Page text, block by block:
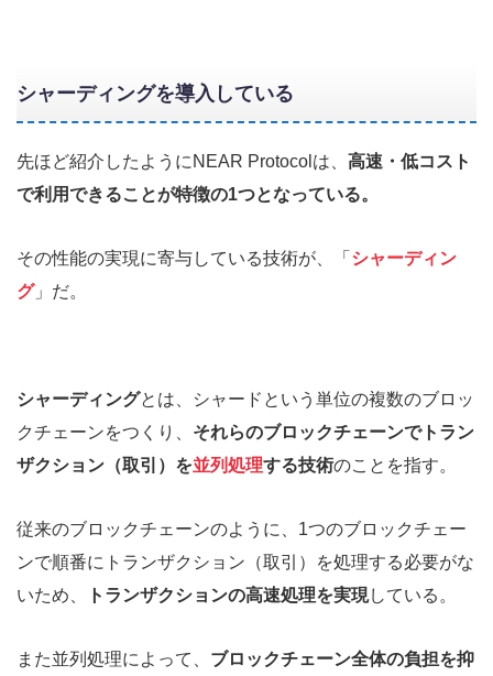
シャーディングを導入している
先ほど紹介したようにNEAR Protocolは、 高速・低コスト
で利用できることが特徴の1つとなっている。
その性能の実現に寄与している技術が、「 シャーディン
グ」だ。
シャーディングとは、シャードという単位の複数のブロッ
クチェーンをつくり、 それらのブロックチェーンでトラン
ザクション（取引）を並列処理する技術のことを指す。
従来のブロックチェーンのように、1つのブロックチェー
ンで順番にトランザクション（取引）を処理する必要がな
いため、
トランザクションの高速処理を実現している。
また並列処理によって、 ブロックチェーン全体の負担を抑